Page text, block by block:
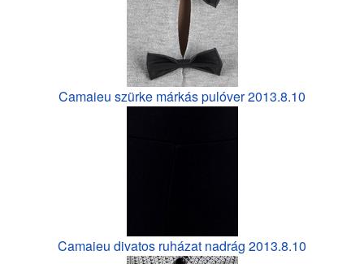
Camaieu szürke márkás pulóver 2013.8.10
Camaieu divatos ruházat nadrág 2013.8.10